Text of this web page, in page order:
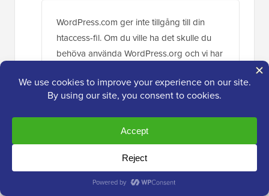
WordPress.com ger inte tillgång till din
htaccess-fil. Om du ville ha det skulle du
behöva använda WordPress.org och vi har
https://www.wpbeginner.com/beginners-
wordpress-com-infograph/